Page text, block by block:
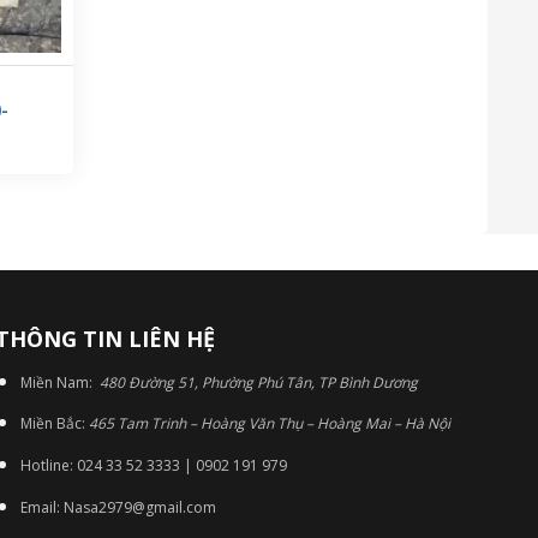
TIN LIÊN HỆ
Miền Nam: 480 Đường 51, Phường Phú Tân, TP Bình Dương
Miền Bắc: 465 Tam Trinh – Hoàng Văn Thụ – Hoàng Mai – Hà Nội
Hotline: 024 33 52 3333 | 0902 191 979
Email: Nasa2979@gmail.com